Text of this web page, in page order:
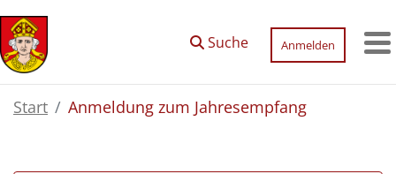
Zum Hauptinhalt springen
Suche
Anmelden
Start Anmeldung zum Jahresempfang